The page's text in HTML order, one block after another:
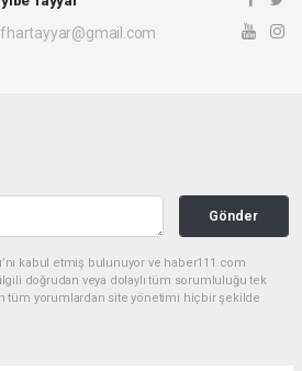
Gönder
kabul etmiş bulunuyor ve haber111.com
doğrudan veya dolaylı tüm sorumluluğu tek
tüm yorumlardan site yönetimi hiçbir şekilde